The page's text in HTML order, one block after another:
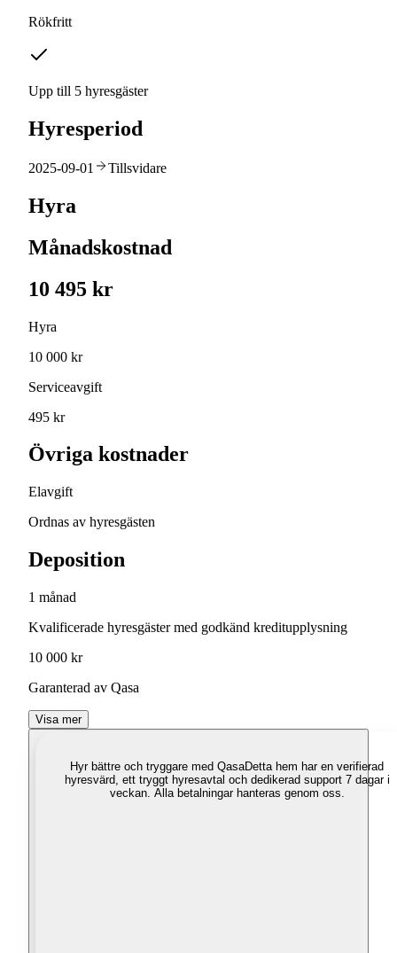
Rökfritt
Upp till 5 hyresgäster
Hyresperiod
2025-09-01 Tillsvidare
Hyra
Månadskostnad
10 495 kr
Hyra
10 000 kr
Serviceavgift
495 kr
Övriga kostnader
Elavgift
Ordnas av hyresgästen
Deposition
1 månad
Kvalificerade hyresgäster med godkänd kreditupplysning
10 000 kr
Garanterad av Qasa
Visa mer
Hyr bättre och tryggare med QasaDetta hem har en verifierad
hyresvärd, ett tryggt hyresavtal och dedikerad support 7 dagar i
veckan. Alla betalningar hanteras genom oss.